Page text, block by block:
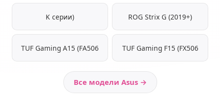
K серии) ROG Strix G (2019+)
TUF Gaming A15 (FA506 TUF Gaming F15 (FX506
Все модели Asus →